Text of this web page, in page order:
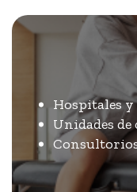
Hospitales
Unidades